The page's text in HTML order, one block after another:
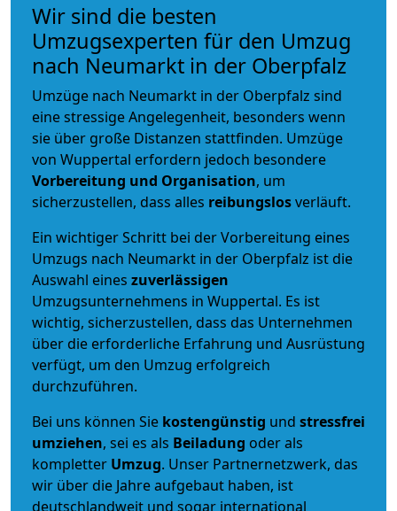
Wir sind die besten
Umzugsexperten für den Umzug
nach Neumarkt in der Oberpfalz
Umzüge nach Neumarkt in der Oberpfalz sind
eine stressige Angelegenheit, besonders wenn
sie über große Distanzen stattfinden. Umzüge
von Wuppertal erfordern jedoch besondere
Vorbereitung und Organisation, um
sicherzustellen, dass alles reibungslosverläuft.
Ein wichtiger Schritt bei der Vorbereitung eines
Umzugs nach Neumarkt in der Oberpfalz ist die
Auswahl eines zuverlässigen
Umzugsunternehmens in Wuppertal. Es ist
wichtig, sicherzustellen, dass das Unternehmen
über die erforderliche Erfahrung und Ausrüstung
verfügt, um den Umzug erfolgreich
durchzuführen.
Bei uns können Sie kostengünstig und stressfrei
umziehen, sei es als Beiladung oder als
kompletter Umzug. Unser Partnernetzwerk, das
wir über die Jahre aufgebaut haben, ist
deutschlandweit und sogar international